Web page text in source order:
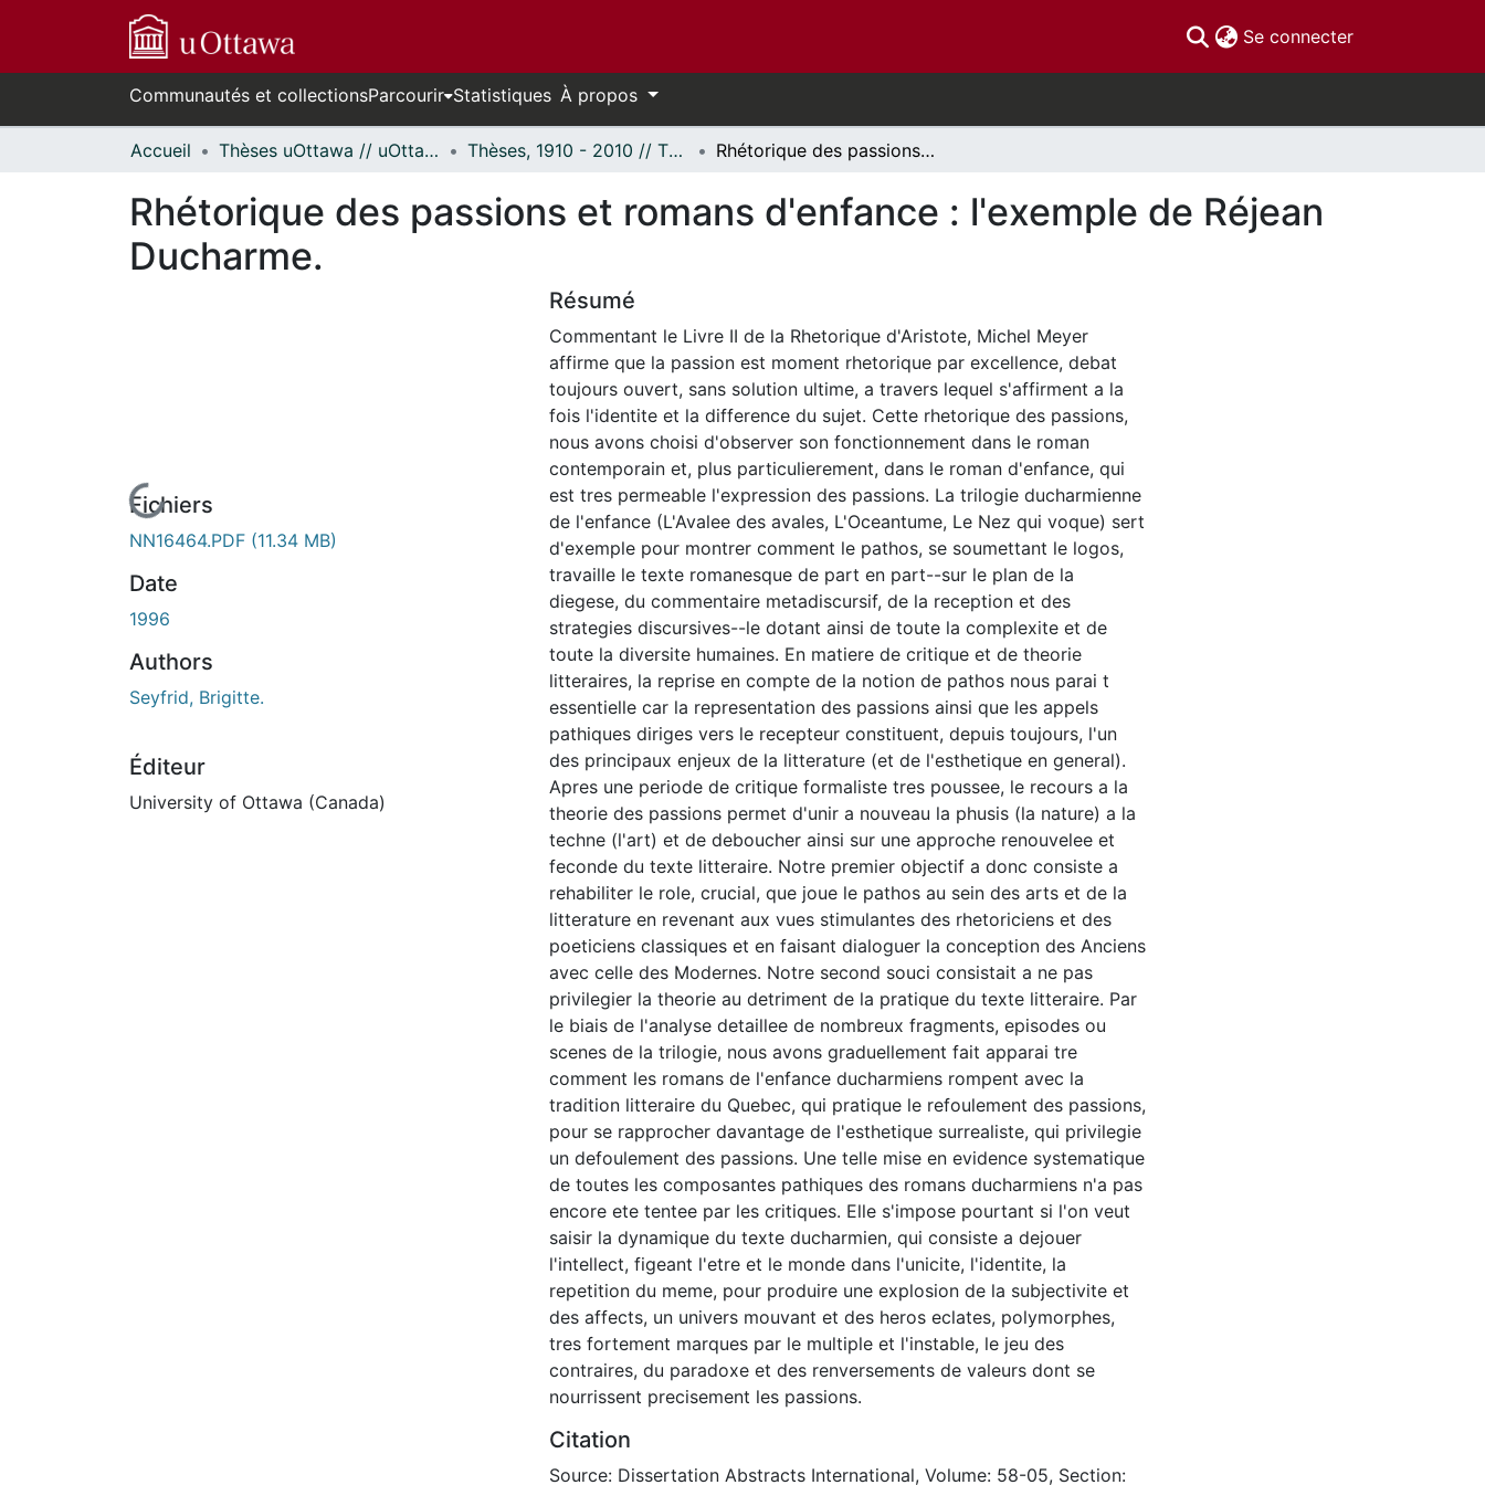
Se connecter(current)
Communautés et collectionsParcourir Statistiques À propos
Accueil Thèses uOttawa // uOttawa Theses Thèses, 1910 - 2010 // Theses, 1910 - 2010 Rhétorique des passions et romans d'enfance : l'exemple de Réjean Ducharme.
Rhétorique des passions et romans d'enfance : l'exemple de Réjean
Ducharme.
En cours de chargement...
Fichiers
NN16464.PDF (11.34 MB)
Date
1996
Authors
Seyfrid, Brigitte.
Éditeur
University of Ottawa (Canada)
Résumé
Commentant le Livre II de la Rhetorique d'Aristote, Michel Meyer
affirme que la passion est moment rhetorique par excellence, debat
toujours ouvert, sans solution ultime, a travers lequel s'affirment a la
fois l'identite et la difference du sujet. Cette rhetorique des passions,
nous avons choisi d'observer son fonctionnement dans le roman
contemporain et, plus particulierement, dans le roman d'enfance, qui
est tres permeable l'expression des passions. La trilogie ducharmienne
de l'enfance (L'Avalee des avales, L'Oceantume, Le Nez qui voque) sert
d'exemple pour montrer comment le pathos, se soumettant le logos,
travaille le texte romanesque de part en part--sur le plan de la
diegese, du commentaire metadiscursif, de la reception et des
strategies discursives--le dotant ainsi de toute la complexite et de
toute la diversite humaines. En matiere de critique et de theorie
litteraires, la reprise en compte de la notion de pathos nous parai t
essentielle car la representation des passions ainsi que les appels
pathiques diriges vers le recepteur constituent, depuis toujours, l'un
des principaux enjeux de la litterature (et de l'esthetique en general).
Apres une periode de critique formaliste tres poussee, le recours a la
theorie des passions permet d'unir a nouveau la phusis (la nature) a la
techne (l'art) et de deboucher ainsi sur une approche renouvelee et
feconde du texte litteraire. Notre premier objectif a donc consiste a
rehabiliter le role, crucial, que joue le pathos au sein des arts et de la
litterature en revenant aux vues stimulantes des rhetoriciens et des
poeticiens classiques et en faisant dialoguer la conception des Anciens
avec celle des Modernes. Notre second souci consistait a ne pas
privilegier la theorie au detriment de la pratique du texte litteraire. Par
le biais de l'analyse detaillee de nombreux fragments, episodes ou
scenes de la trilogie, nous avons graduellement fait apparai tre
comment les romans de l'enfance ducharmiens rompent avec la
tradition litteraire du Quebec, qui pratique le refoulement des passions,
pour se rapprocher davantage de l'esthetique surrealiste, qui privilegie
un defoulement des passions. Une telle mise en evidence systematique
de toutes les composantes pathiques des romans ducharmiens n'a pas
encore ete tentee par les critiques. Elle s'impose pourtant si l'on veut
saisir la dynamique du texte ducharmien, qui consiste a dejouer
l'intellect, figeant l'etre et le monde dans l'unicite, l'identite, la
repetition du meme, pour produire une explosion de la subjectivite et
des affects, un univers mouvant et des heros eclates, polymorphes,
tres fortement marques par le multiple et l'instable, le jeu des
contraires, du paradoxe et des renversements de valeurs dont se
nourrissent precisement les passions.
Citation
Source: Dissertation Abstracts International, Volume: 58-05, Section: